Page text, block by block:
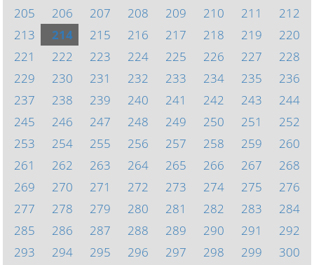
205
206 207 208 209 210 211
212
213
214 215 216 217 218 219
220
221
222 223 224 225 226 227
228
229
230 231 232 233 234 235
236
237
238 239 240 241 242 243
244
245
246 247 248 249 250 251
252
253
254 255 256 257 258 259
260
261
262 263 264 265 266 267
268
269
270 271 272 273 274 275
276
277
278 279 280 281 282 283
284
285
286 287 288 289 290 291
292
293
294 295 296 297 298 299
300